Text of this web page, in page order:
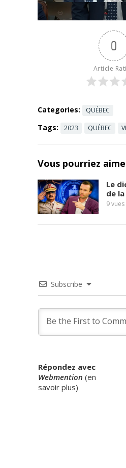
0
Article
Categories: QUÉBEC
Tags: 2023 QUÉBEC
Vous pourriez
Le
de la
9vues
Subscribe
Répondez avec
Webmention (en
savoir plus)